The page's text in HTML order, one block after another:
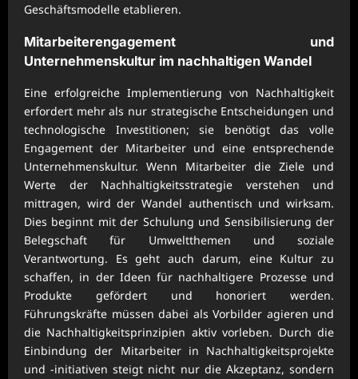
Geschäftsmodelle etablieren.
Mitarbeiterengagement und
Unternehmenskultur im nachhaltigen Wandel
Eine erfolgreiche Implementierung von Nachhaltigkeit
erfordert mehr als nur strategische Entscheidungen und
technologische Investitionen; sie benötigt das volle
Engagement der Mitarbeiter und eine entsprechende
Unternehmenskultur. Wenn Mitarbeiter die Ziele und
Werte der Nachhaltigkeitsstrategie verstehen und
mittragen, wird der Wandel authentisch und wirksam.
Dies beginnt mit der Schulung und Sensibilisierung der
Belegschaft für Umweltthemen und soziale
Verantwortung. Es geht auch darum, eine Kultur zu
schaffen, in der Ideen für nachhaltigere Prozesse und
Produkte gefördert und honoriert werden.
Führungskräfte müssen dabei als Vorbilder agieren und
die Nachhaltigkeitsprinzipien aktiv vorleben. Durch die
Einbindung der Mitarbeiter in Nachhaltigkeitsprojekte
und -initiativen steigt nicht nur die Akzeptanz, sondern